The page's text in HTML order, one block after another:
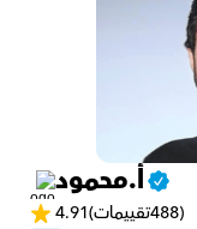
أ.محمود
4.91 (488تقييمات)